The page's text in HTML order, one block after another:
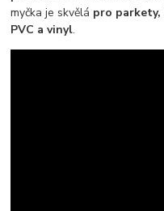
myčka je skvělá pro
PVC a vinyl.